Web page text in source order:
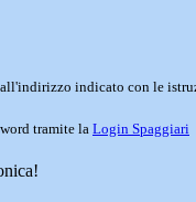
indicato con le
tramite la Login Spaggiari